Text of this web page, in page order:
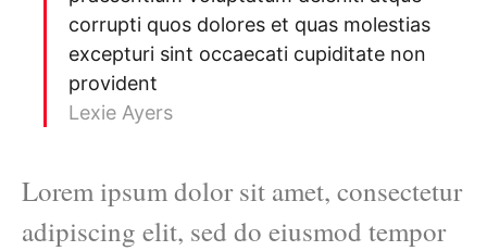
corrupti quos dolores et quas molestias
excepturi sint occaecati cupiditate non
provident
Lexie Ayers
Lorem ipsum dolor sit amet, consectetur
adipiscing elit, sed do eiusmod tempor